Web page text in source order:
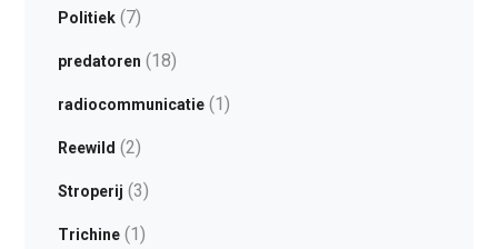
Politiek(7)
predatoren (18)
radiocommunicatie(1)
Reewild (2)
Stroperij (3)
Trichine(1)